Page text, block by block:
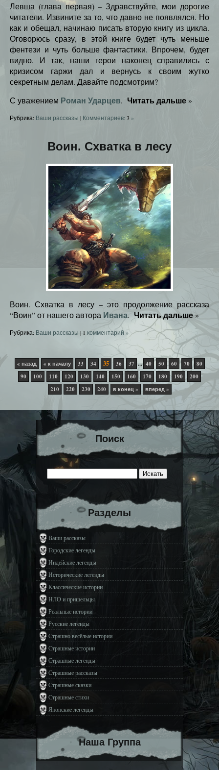
Левша (глава первая) – Здравствуйте, мои дорогие
читатели. Извините за то, что давно не появлялся. Но
как и обещал, начинаю писать вторую книгу из цикла.
Оговорюсь сразу, в этой книге будет чуть меньше
фентези и чуть больше фантастики. Впрочем, будет
видно. И так, наши герои наконец справились с
кризисом гаржи дал и вернусь к своим жутко
секретным делам. Давайте подсмотрим?
С уважением Роман Ударцев. Читать дальше »
Рубрика: Ваши рассказы | Комментариев: 3 »
Воин. Схватка в лесу
Воин. Схватка в лесу – это продолжение рассказа
“Воин” от нашего автора Ивана. Читать дальше»
Рубрика: Ваши рассказы | 1 комментарий »
« назад « к началу 33 34 35 36 37 ... 40 50 60 70
80
90
100 110 120 130 140 150 160 170 180 190
200
210
220 230 240 в конец » вперед »
Поиск
Разделы
Ваши рассказы
Городские легенды
Индейские легенды
Исторические легенды
Классические истории
НЛО и пришельцы
Реальные истории
Русские легенды
Страшно весёлые истории
Страшные истории
Страшные легенды
Страшные рассказы
Страшные сказки
Страшные стихи
Японские легенды
Наша Группа